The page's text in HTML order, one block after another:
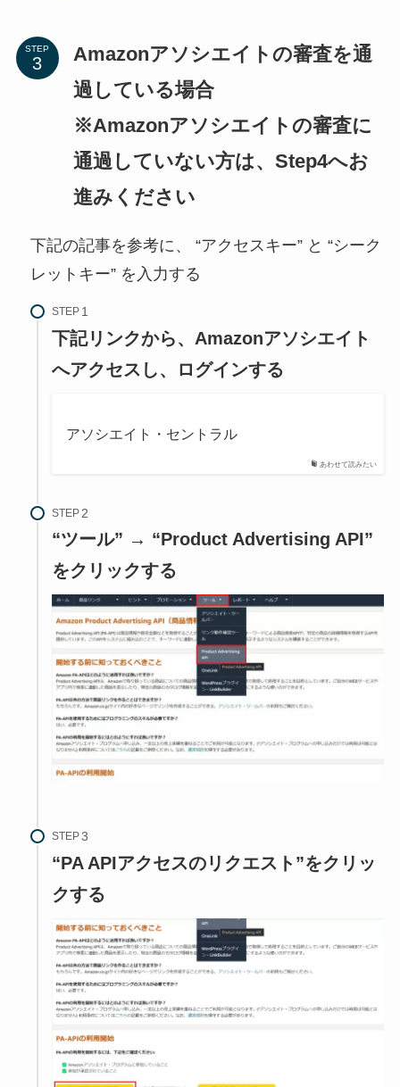
STEP
Amazonアソシエイトの審査を通
過している場合
※Amazonアソシエイトの審査に
通過していない方は、Step4へお
進みください
下記の記事を参考に、 “アクセスキー” と “シーク
レットキー” を入力する
STEP
下記リンクから、Amazonアソシエイト
へアクセスし、ログインする
あわせて読みたい
アソシエイト・セントラル
STEP
“ツール” → “Product Advertising API”
をクリックする
STEP
“PA APIアクセスのリクエスト”をクリッ
クする